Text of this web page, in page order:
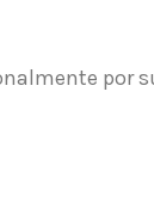
por